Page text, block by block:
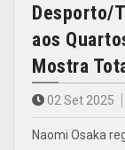
Desporto/
aos
Mostra
02 Set 2025
Naomi Osaka